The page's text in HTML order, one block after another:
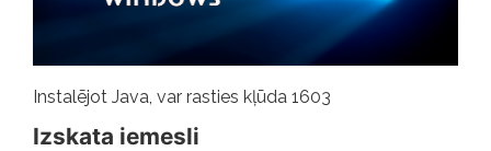
Instalējot Java, var rasties kļūda 1603
Izskata iemesli